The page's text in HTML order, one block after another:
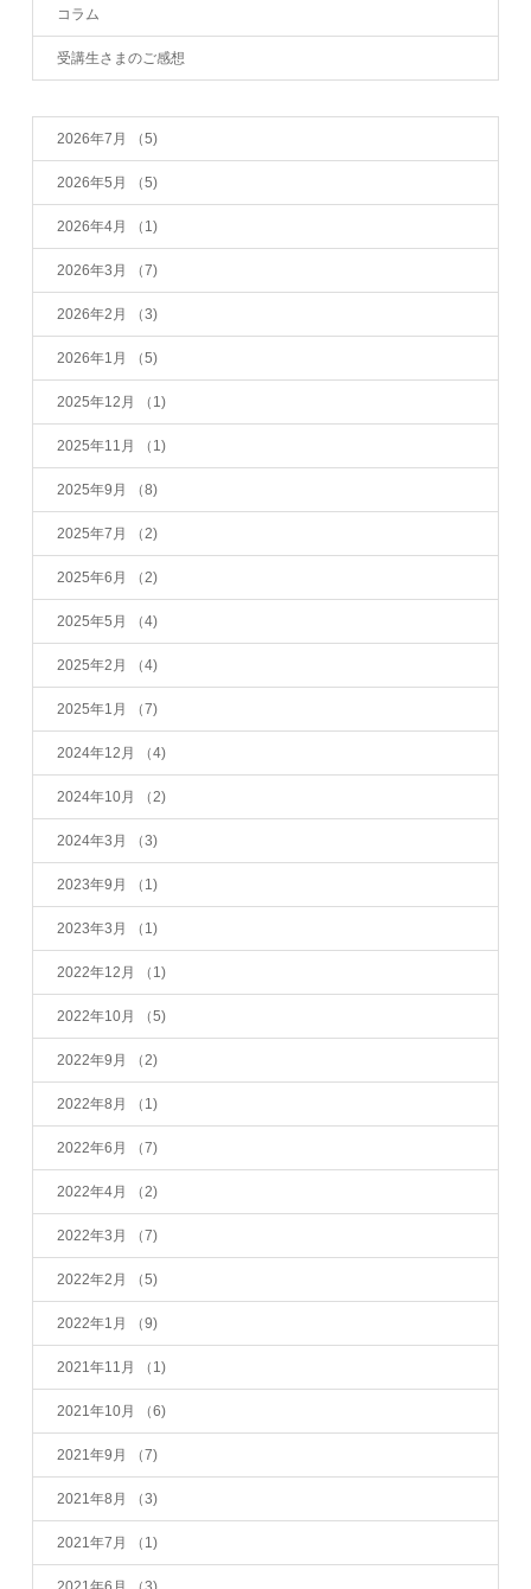
コラム
受講生さまのご感想
2026年7月 （5)
2026年5月 （5)
2026年4月 （1)
2026年3月 （7)
2026年2月 （3)
2026年1月 （5)
2025年12月 （1)
2025年11月 （1)
2025年9月 （8)
2025年7月 （2)
2025年6月 （2)
2025年5月 （4)
2025年2月 （4)
2025年1月 （7)
2024年12月 （4)
2024年10月 （2)
2024年3月 （3)
2023年9月 （1)
2023年3月 （1)
2022年12月 （1)
2022年10月 （5)
2022年9月 （2)
2022年8月 （1)
2022年6月 （7)
2022年4月 （2)
2022年3月 （7)
2022年2月 （5)
2022年1月 （9)
2021年11月 （1)
2021年10月 （6)
2021年9月 （7)
2021年8月 （3)
2021年7月 （1)